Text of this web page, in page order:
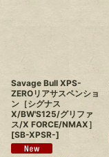
Savage Bull XPS-
ZEROリアサスペンショ
ン［シグナス
X/BW'S125/グリファ
ス/X FORCE/NMAX］
[SB-XPSR-]